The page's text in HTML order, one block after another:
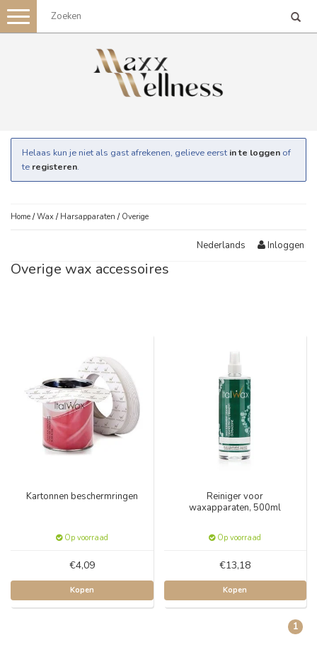
Toggle
navigation
Helaas kun je niet als gast afrekenen, gelieve eerst in te loggen of
te registeren.
Home /Wax / Harsapparaten / Overige
Nederlands Inloggen
Overige wax accessoires
Kartonnen beschermringen
Op voorraad
€4,09
Kopen
Reiniger voor
waxapparaten, 500ml
Op voorraad
€13,18
Kopen
1